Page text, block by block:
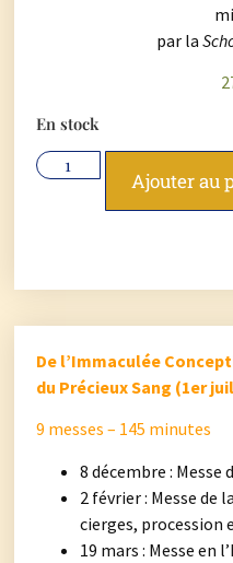
par la
En stock
Ajouter au
De l’Immaculée
du Précieux Sang (1er
9 messes – 145 minutes
8 décembre : Messe
2 février : Messe de
cierges, procession
19 mars : Messe en